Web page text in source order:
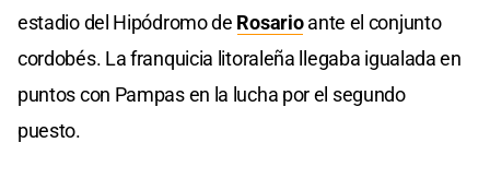
estadio del Hipódromo de Rosarioante el conjunto
cordobés. La franquicia litoraleña llegaba igualada en
puntos con Pampas en la lucha por el segundo
puesto.